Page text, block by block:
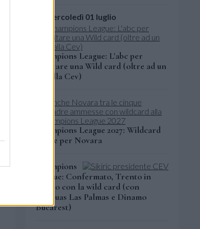
mercoledì 01 luglio
Champions League: L'abc per
meritare una Wild card (oltre ad un
fee alla Cev)
Champions League 2027: Wildcard
anche per Novara
Champions
League: Confermato, Trento in
campo con la wild card (con
Guaguas Las Palmas e Dinamo
Bucarest)